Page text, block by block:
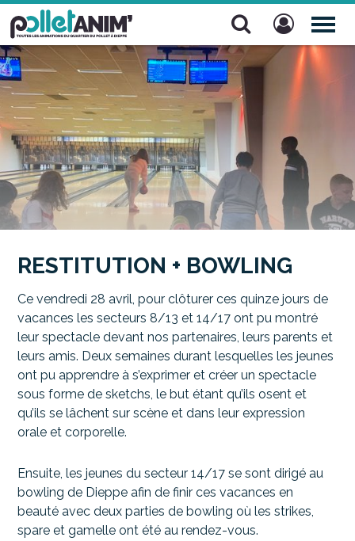
Pollet Anim'
RESTITUTION + BOWLING
Ce vendredi 28 avril, pour clôturer ces quinze jours de
vacances les secteurs 8/13 et 14/17 ont pu montré
leur spectacle devant nos partenaires, leurs parents et
leurs amis. Deux semaines durant lesquelles les jeunes
ont pu apprendre à s’exprimer et créer un spectacle
sous forme de sketchs, le but étant qu’ils osent et
qu’ils se lâchent sur scène et dans leur expression
orale et corporelle.
Ensuite, les jeunes du secteur 14/17 se sont dirigé au
bowling de Dieppe afin de finir ces vacances en
beauté avec deux parties de bowling où les strikes,
spare et gamelle ont été au rendez-vous.